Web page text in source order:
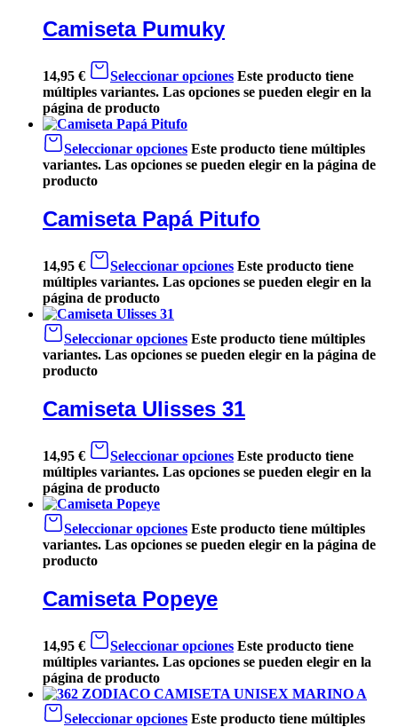
Camiseta Pumuky
14,95 € Seleccionar opciones Este producto tiene
múltiples variantes. Las opciones se pueden elegir en la
página de producto
Seleccionar opciones Este producto tiene múltiples
variantes. Las opciones se pueden elegir en la página de
producto
Camiseta Papá Pitufo
14,95 € Seleccionar opciones Este producto tiene
múltiples variantes. Las opciones se pueden elegir en la
página de producto
Seleccionar opciones Este producto tiene múltiples
variantes. Las opciones se pueden elegir en la página de
producto
Camiseta Ulisses 31
14,95 € Seleccionar opciones Este producto tiene
múltiples variantes. Las opciones se pueden elegir en la
página de producto
Seleccionar opciones Este producto tiene múltiples
variantes. Las opciones se pueden elegir en la página de
producto
Camiseta Popeye
14,95 € Seleccionar opciones Este producto tiene
múltiples variantes. Las opciones se pueden elegir en la
página de producto
Seleccionar opciones Este producto tiene múltiples